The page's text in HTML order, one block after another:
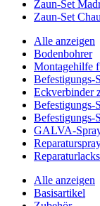
Zaun-Set
Zaun-Set
Alle anzeigen
Bodenbohrer
Montagehilfe
Befestigungs-
Eckverbinder
Befestigungs-
Befestigungs-
GALVA-
Alle anzeigen
Basisartikel